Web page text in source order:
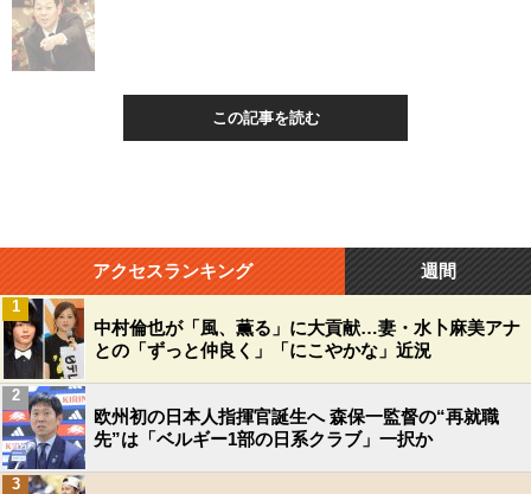
この記事を読む
アクセスランキング 週間
中村倫也が「風、薫る」に大貢献…妻・水卜麻美アナ
との「ずっと仲良く」「にこやかな」近況
1
欧州初の日本人指揮官誕生へ 森保一監督の“再就職
先”は「ベルギー1部の日系クラブ」一択か
2
3